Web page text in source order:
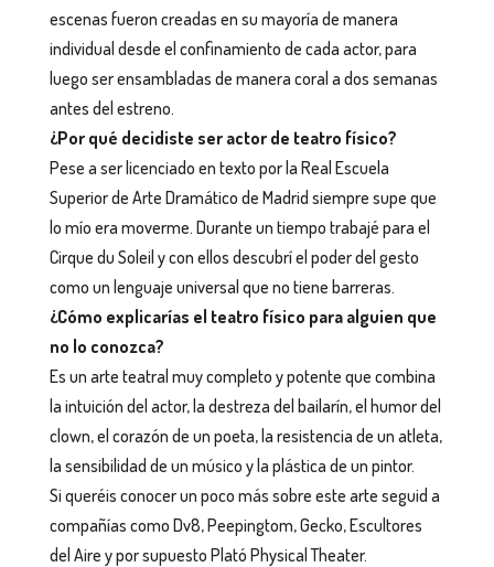
escenas fueron creadas en su mayoría de manera
individual desde el confinamiento de cada actor, para
luego ser ensambladas de manera coral a dos semanas
antes del estreno.
¿Por qué decidiste ser actor de teatro físico?
Pese a ser licenciado en texto por la Real Escuela
Superior de Arte Dramático de Madrid siempre supe que
lo mío era moverme. Durante un tiempo trabajé para el
Cirque du Soleil y con ellos descubrí el poder del gesto
como un lenguaje universal que no tiene barreras.
¿Cómo explicarías el teatro físico para alguien que
no lo conozca?
Es un arte teatral muy completo y potente que combina
la intuición del actor, la destreza del bailarín, el humor del
clown, el corazón de un poeta, la resistencia de un atleta,
la sensibilidad de un músico y la plástica de un pintor.
Si queréis conocer un poco más sobre este arte seguid a
compañías como Dv8, Peepingtom, Gecko, Escultores
del Aire y por supuesto Plató Physical Theater.